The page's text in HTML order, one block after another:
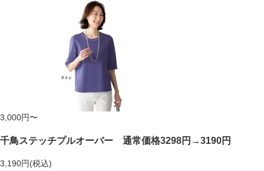
3,000円〜
千鳥ステッチプルオーバー 通常価格3298円→3190円
3,190円(税込)